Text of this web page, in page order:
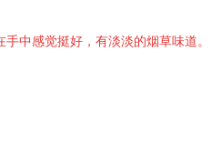
中感觉挺好，有淡淡的烟草味道。